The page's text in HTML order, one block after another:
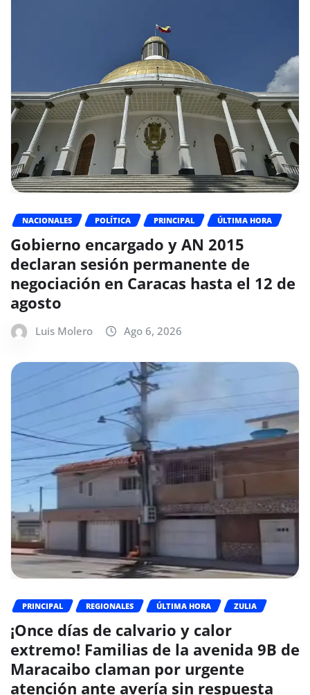
NACIONALES POLÍTICA PRINCIPAL ÚLTIMA HORA
Gobierno encargado y AN 2015
declaran sesión permanente de
negociación en Caracas hasta el 12 de
agosto
Luis Molero Ago 6, 2026
PRINCIPAL REGIONALES ÚLTIMA HORA ZULIA
¡Once días de calvario y calor
extremo! Familias de la avenida 9B de
Maracaibo claman por urgente
atención ante avería sin respuesta